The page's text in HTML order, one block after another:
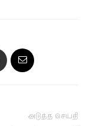
அடுத்த செய்தி